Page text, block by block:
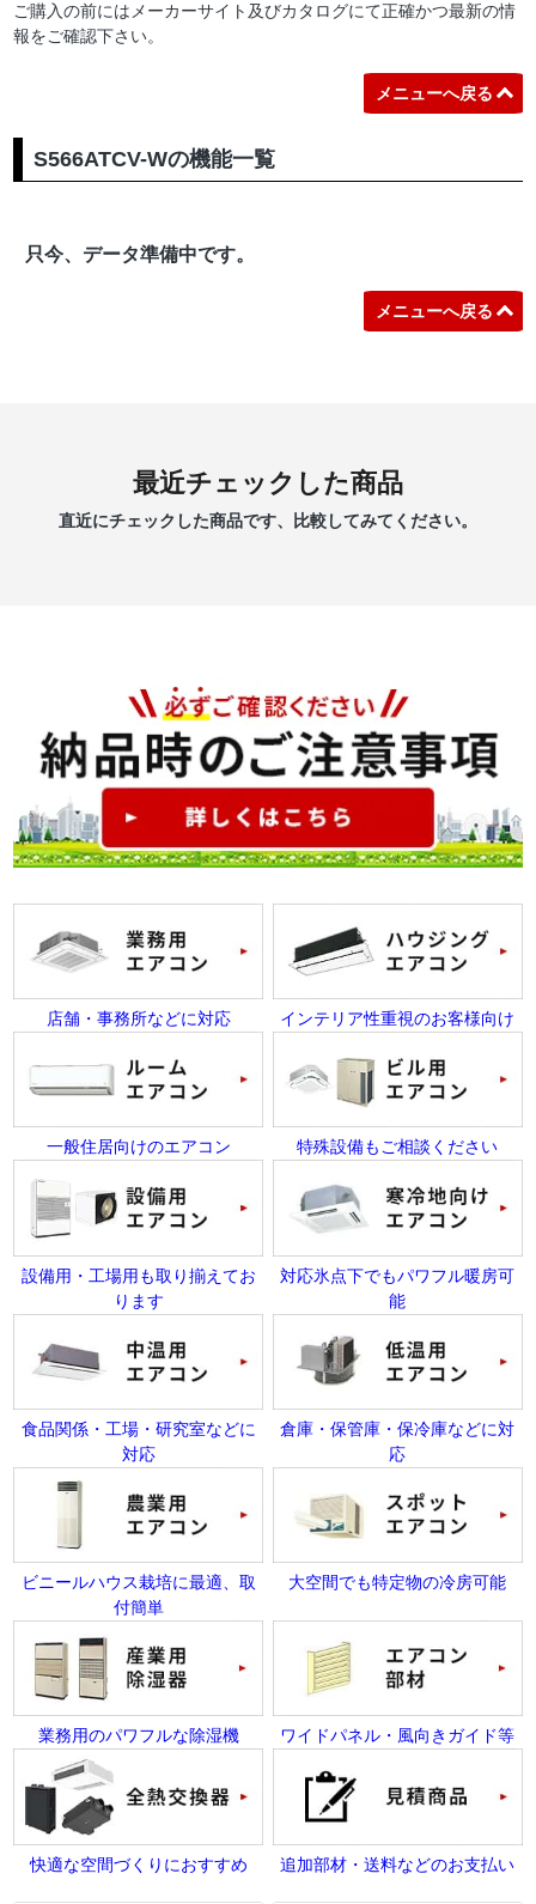
ご購入の前にはメーカーサイト及びカタログにて正確かつ最新の情
報をご確認下さい。
メニューへ戻る
S566ATCV-Wの機能一覧
只今、データ準備中です。
メニューへ戻る
最近チェックした商品
直近にチェックした商品です、比較してみてください。
店舗・事務所などに対応 インテリア性重視のお客様向け
一般住居向けのエアコン 特殊設備もご相談ください
設備用・工場用も取り揃えてお
ります
対応氷点下でもパワフル暖房可
能
食品関係・工場・研究室などに
対応
倉庫・保管庫・保冷庫などに対
応
ビニールハウス栽培に最適、取
付簡単
大空間でも特定物の冷房可能
業務用のパワフルな除湿機 ワイドパネル・風向きガイド等
快適な空間づくりにおすすめ 追加部材・送料などのお支払い